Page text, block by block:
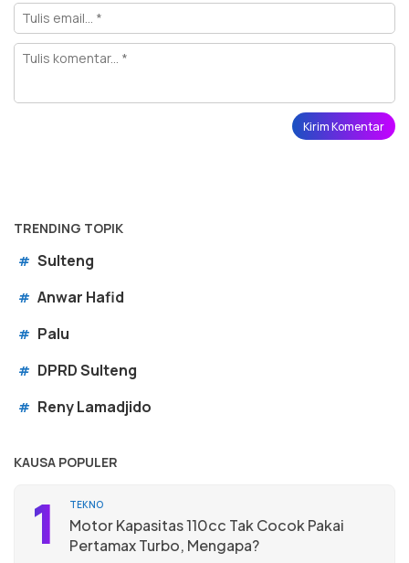
TRENDING TOPIK
# Sulteng
# Anwar Hafid
# Palu
# DPRD Sulteng
# Reny Lamadjido
KAUSA POPULER
1 TEKNO
Motor Kapasitas 110cc Tak Cocok Pakai
Pertamax Turbo, Mengapa?